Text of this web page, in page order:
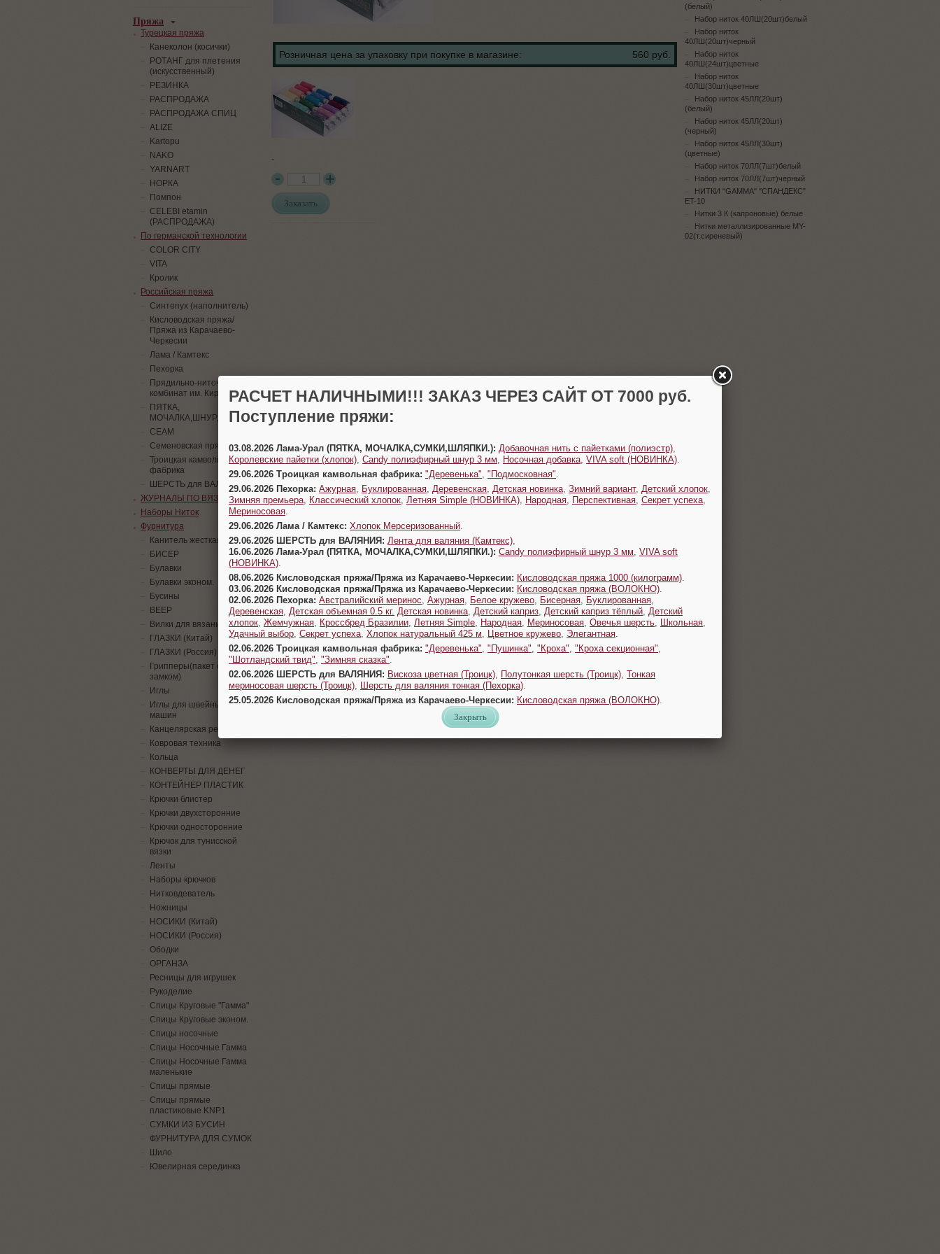
Розничная цена за упаковку при покупке в магазине: 560 руб.
-
Заказать
Пряжа
Турецкая пряжа
Канеколон (косички)
РОТАНГ для плетения
(искусственный)
PЕЗИНКА
РАСПРОДАЖА
РАСПРОДАЖА СПИЦ
ALIZE
Kartopu
NAKO
YARNART
НОРКА
Помпон
СELEBI etamin
(РАСПРОДАЖА)
По германской технологии
COLOR CITY
VITA
Кролик
Российская пряжа
Синтепух (наполнитель)
Кисловодская пряжа/
Пряжа из Карачаево-
Черкесии
Лама / Камтекс
Пехорка
Прядильно-ниточный
комбинат им. Кирова
ПЯТКА,
МОЧАЛКА,ШНУР,ПАЙЕТКИ
СЕАМ
Семеновская пряжа
Троицкая камвольная
фабрика
ШЕРСТЬ для ВАЛЯНИЯ
ЖУРНАЛЫ ПО ВЯЗАНИЮ
Наборы Ниток
Фурнитура
Канитель жесткая
БИСЕР
Булавки
Булавки эконом.
Бусины
ВЕЕР
Вилки для вязания
ГЛАЗКИ (Китай)
ГЛАЗКИ (Россия)
Грипперы(пакет с
замком)
Иглы
Иглы для швейных
машин
Канцелярская резинка
Ковровая техника
Кольца
КОНВЕРТЫ ДЛЯ ДЕНЕГ
КОНТЕЙНЕР ПЛАСТИК
Крючки блистер
Крючки двухсторонние
Крючки односторонние
Крючок для тунисской
вязки
Ленты
Наборы крючков
Нитковдеватель
Ножницы
НОСИКИ (Китай)
НОСИКИ (Россия)
Ободки
ОРГАНЗА
Ресницы для игрушек
Рукоделие
Спицы Круговые "Гамма"
Спицы Круговые эконом.
Спицы носочные
Спицы Носочные Гамма
Спицы Носочные Гамма
маленькие
Спицы прямые
Спицы прямые
пластиковые KNP1
СУМКИ ИЗ БУСИН
ФУРНИТУРА ДЛЯ СУМОК
Шило
Ювелирная серединка
(белый)
Набор ниток 40ЛШ(20шт)белый
Набор ниток
40ЛШ(20шт)черный
Набор ниток
40ЛШ(24шт)цветные
Набор ниток
40ЛШ(30шт)цветные
Набор ниток 45ЛЛ(20шт)
(белый)
Набор ниток 45ЛЛ(20шт)
(черный)
Набор ниток 45ЛЛ(30шт)
(цветные)
Набор ниток 70ЛЛ(7шт)белый
Набор ниток 70ЛЛ(7шт)черный
НИТКИ "GAMMA" "СПАНДЕКС"
ET-10
Нитки 3 К (капроновые) белые
Нитки металлизированные MY-
02(т.сиреневый)
РАСЧЕТ НАЛИЧНЫМИ!!! ЗАКАЗ ЧЕРЕЗ САЙТ ОТ 7000 руб.
Поступление пряжи:
03.08.2026 Лама-Урал (ПЯТКА, МОЧАЛКА,СУМКИ,ШЛЯПКИ.): Добавочная нить с пайетками (полиэстр)
Королевские пайетки (хлопок) Candy полиэфирный шнур 3 мм Носочная добавка VIVA soft (НОВИНКА)
29.06.2026 Троицкая камвольная фабрика: "Деревенька" "Подмосковная"
29.06.2026 Пехорка: Ажурная Буклированная Деревенская Детская новинка Зимний вариант, Детский хлопок
Зимняя премьера
Классический хлопок Летняя Simple (НОВИНКА) Народная Перспективная Секрет успеха
Мериносовая
29.06.2026 Лама / Камтекс: Хлопок Мерсеризованный
29.06.2026 ШЕРСТЬ для ВАЛЯНИЯ: Лента для валяния (Камтекс)
16.06.2026 Лама-Урал (ПЯТКА, МОЧАЛКА,СУМКИ,ШЛЯПКИ.): Candy полиэфирный шнур 3 мм VIVA soft
(НОВИНКА)
08.06.2026 Кисловодская пряжа/Пряжа из Карачаево-Черкесии: Кисловодская пряжа 1000 (килограмм)
03.06.2026 Кисловодская пряжа/Пряжа из Карачаево-Черкесии: Кисловодская пряжа (ВОЛОКНО)
02.06.2026 Пехорка: Австралийский меринос Ажурная Белое кружево Бисерная Буклированная
Деревенская Детская объемная 0.5 кг. Детская новинка Детский каприз Детский каприз тёплый Детский
хлопок Жемчужная Кроссбред Бразилии Летняя Simple Народная Мериносовая Овечья шерсть Школьная
Удачный выбор Секрет успеха Хлопок натуральный 425 м Цветное кружево Элегантная
02.06.2026 Троицкая камвольная фабрика: "Деревенька" "Пушинка" "Кроха" "Кроха секционная"
"Шотландский твид" "Зимняя сказка"
02.06.2026 ШЕРСТЬ для ВАЛЯНИЯ: Вискоза цветная (Троицк) Полутонкая шерсть (Троицк) Тонкая
мериносовая шерсть (Троицк)
Шерсть для валяния тонкая (Пехорка)
25.05.2026 Кисловодская пряжа/Пряжа из Карачаево-Черкесии: Кисловодская пряжа (ВОЛОКНО)
Закрыть